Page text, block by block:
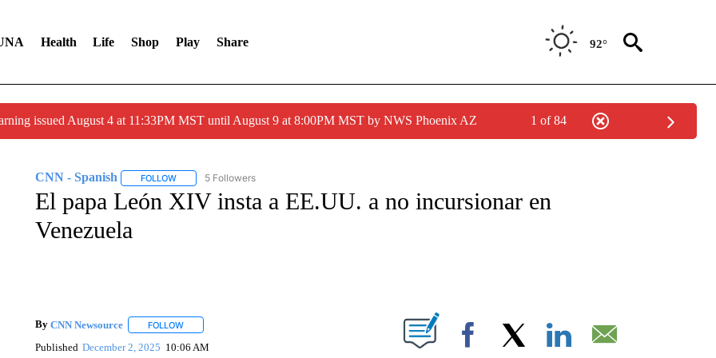
Health Life Shop Play Share 92°
issued August 4 at 11:33PM MST until August 9 at 8:00PM MST by NWS Phoenix AZ 1 of 84
CNN - Spanish FOLLOWFOLLOW "CNN - SPANISH" TO RECEIVE NOTIFICATIONS ABOUT NEW PAGES ON "CNN - SPANISH".
5 Followers
El papa León XIV insta a EE.UU. a no incursionar en
Venezuela
By CNN Newsource FOLLOWFOLLOW "" TO RECEIVE NOTIFICATIONS ABOUT NEW PAGES ON "".
Published December 2, 2025 10:06 AM Facebook